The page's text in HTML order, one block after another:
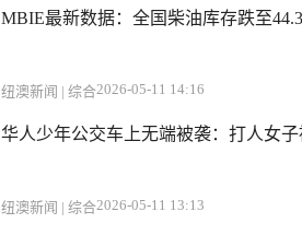
MBIE最新数据：全国柴油库存跌至
纽澳新闻 | 综合2026-05-11 14:16
华人少年公交车上无端被袭：打人女
纽澳新闻 | 综合2026-05-11 13:13